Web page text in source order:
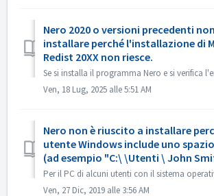
Nero 2020 o versioni precedenti
installare perché l'installazione di
Redist 20XX non riesce.
Ven, 18 Lug, 2025 alle 5:51 AM
Nero non è riuscito a installare
utente Windows include uno
(ad esempio "C:\ \Utenti \ John
Ven, 27 Dic, 2019 alle 3:56 AM